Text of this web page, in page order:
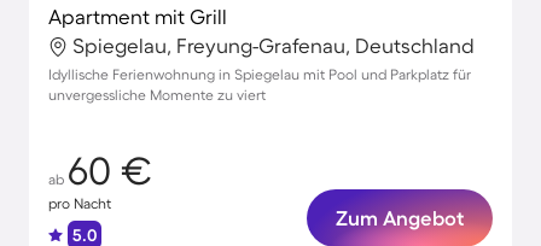
Apartment mit Grill
Spiegelau, Freyung-Grafenau, Deutschland
Idyllische Ferienwohnung in Spiegelau mit Pool und Parkplatz für
unvergessliche Momente zu viert
ab 60 €
pro Nacht
5.0
Zum Angebot